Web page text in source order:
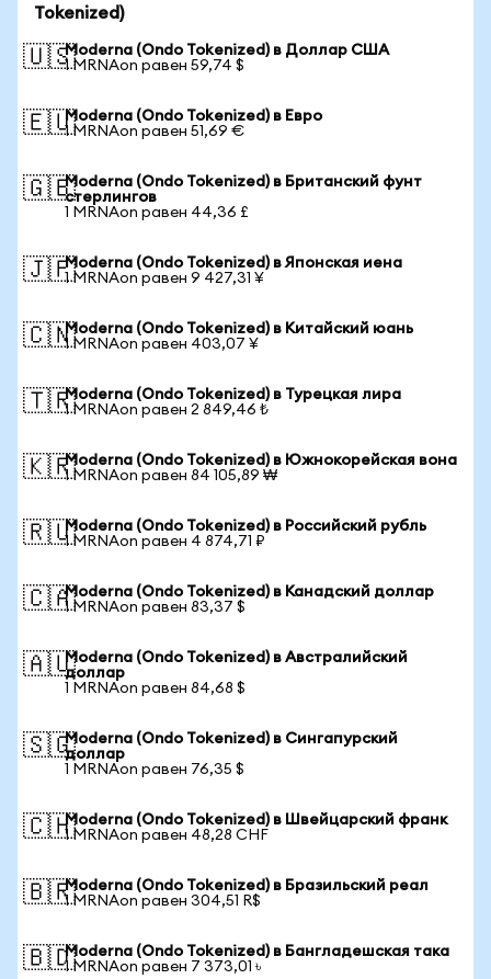
Tokenized)
🇺🇸Moderna (Ondo Tokenized) в Доллар США
1 MRNAon равен 59,74 $
🇪🇺Moderna (Ondo Tokenized) в Евро
1 MRNAon равен 51,69 €
🇬🇧Moderna (Ondo Tokenized) в Британский фунт
стерлингов
1 MRNAon равен 44,36 £
🇯🇵Moderna (Ondo Tokenized) в Японская иена
1 MRNAon равен 9 427,31 ¥
🇨🇳Moderna (Ondo Tokenized) в Китайский юань
1 MRNAon равен 403,07 ¥
🇹🇷Moderna (Ondo Tokenized) в Турецкая лира
1 MRNAon равен 2 849,46 ₺
🇰🇷Moderna (Ondo Tokenized) в Южнокорейская вона
1 MRNAon равен 84 105,89 ₩
🇷🇺Moderna (Ondo Tokenized) в Российский рубль
1 MRNAon равен 4 874,71 ₽
🇨🇦Moderna (Ondo Tokenized) в Канадский доллар
1 MRNAon равен 83,37 $
🇦🇺Moderna (Ondo Tokenized) в Австралийский
доллар
1 MRNAon равен 84,68 $
🇸🇬Moderna (Ondo Tokenized) в Сингапурский
доллар
1 MRNAon равен 76,35 $
🇨🇭Moderna (Ondo Tokenized) в Швейцарский франк
1 MRNAon равен 48,28 CHF
🇧🇷Moderna (Ondo Tokenized) в Бразильский реал
1 MRNAon равен 304,51 R$
🇧🇩Moderna (Ondo Tokenized) в Бангладешская така
1 MRNAon равен 7 373,01 ৳